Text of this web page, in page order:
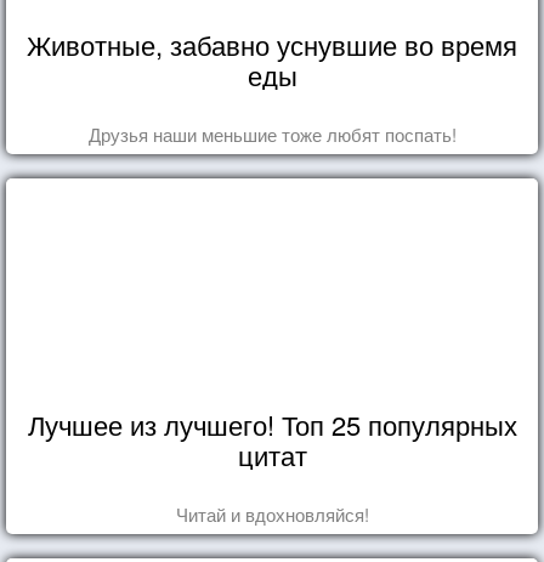
Животные, забавно уснувшие во время
еды
Друзья наши меньшие тоже любят поспать!
Лучшее из лучшего! Топ 25 популярных
цитат
Читай и вдохновляйся!